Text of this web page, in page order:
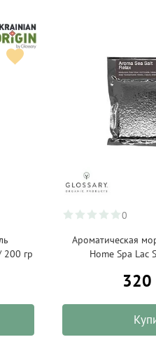
200 гр
0
Ароматическая
Home Spa Lac
320